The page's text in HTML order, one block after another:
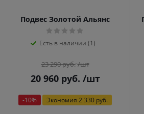
Подвес Золотой Альянс
Есть в наличии (1)
23 290руб. /шт
20 960руб. /шт
-10% Экономия 2 330 руб.